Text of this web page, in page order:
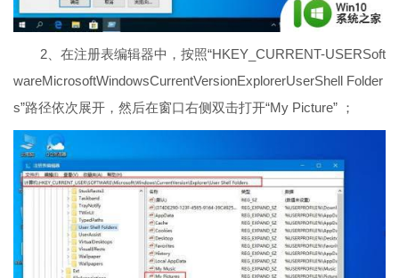
2、在注册表编辑器中，按照“HKEY_CURRENT-USERSoft
wareMicrosoftWindowsCurrentVersionExplorerUserShell Folder
s”路径依次展开，然后在窗口右侧双击打开“My Picture” ；